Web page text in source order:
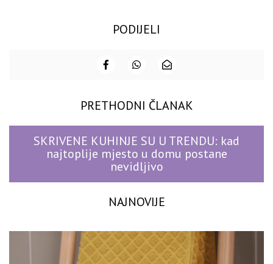
PODIJELI
PRETHODNI ČLANAK
SKRIVENE KUHINJE SU U TRENDU: kad
najtoplije mjesto u domu postane
nevidljivo
NAJNOVIJE